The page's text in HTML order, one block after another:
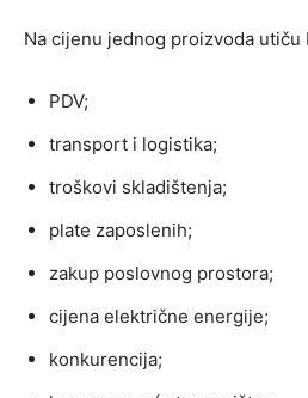
Na cijenu jednog proizvoda utiču
PDV;
transport i logistika;
troškovi skladištenja;
plate zaposlenih;
zakup poslovnog prostora;
cijena električne energije;
konkurencija;